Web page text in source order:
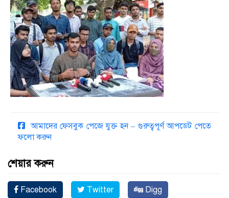
আমাদের ফেসবুক পেজে যুক্ত হন – গুরুত্বপূর্ণ আপডেট পেতে
ফলো করুন
শেয়ার করুন
Facebook Twitter Digg